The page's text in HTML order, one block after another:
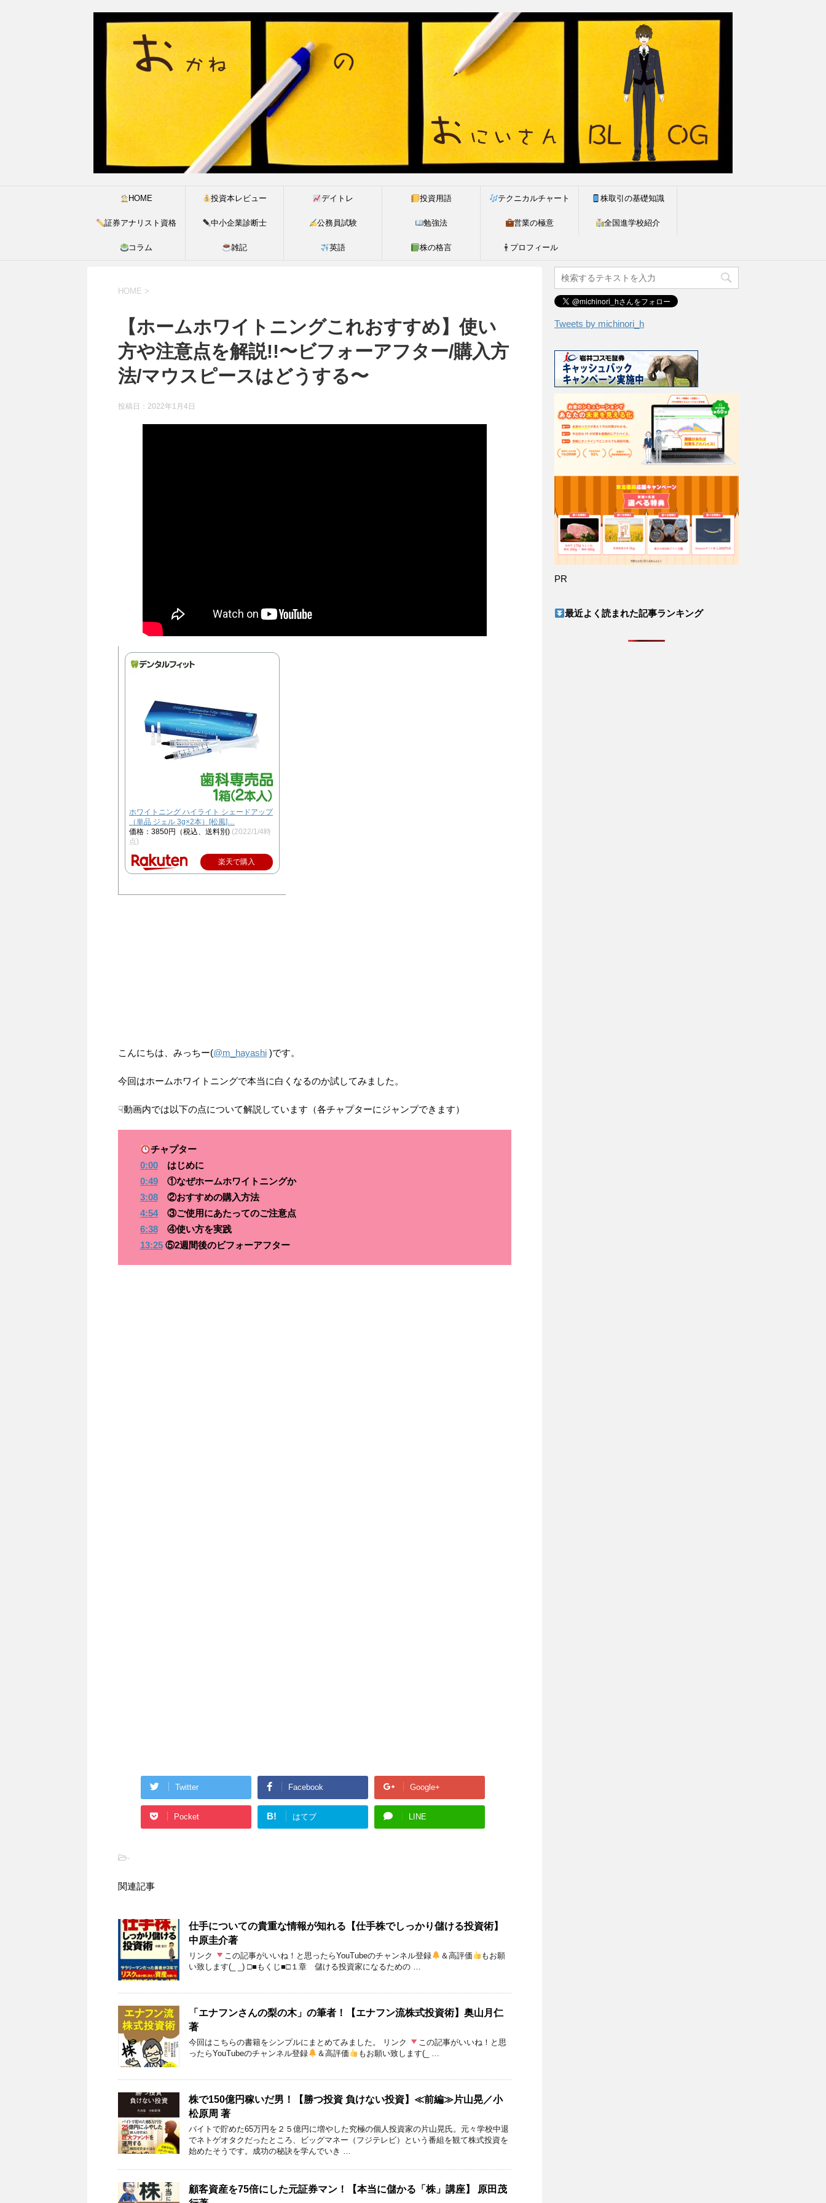
HOME 投資本レビュー デイトレ 投資用語 テクニカルチャート 株取引の基礎知識
証券アナリスト資格 中小企業診断士 公務員試験 勉強法 営業の極意 全国進学校紹介
コラム 雑記 英語 株の格言 プロフィール
HOME >
【ホームホワイトニングこれおすすめ】使い
方や注意点を解説!!〜ビフォーアフター/購入方
法/マウスピースはどうする〜
投稿日： 2022年1月4日
ホワイトニング ハイライト シェードアップ
（単品 ジェル 3g×2本）[松風]…
価格：3850円（税込、送料別) (2022/1/4時
点)
楽天で購入
こんにちは、みっちー(@m_hayashi )です。
今回はホームホワイトニングで本当に白くなるのか試してみました。
☟動画内では以下の点について解説しています（各チャプターにジャンプできます）
チャプター
0:00はじめに
0:49①なぜホームホワイトニングか
3:08②おすすめの購入方法
4:54③ご使用にあたってのご注意点
6:38④使い方を実践
13:25⑤2週間後のビフォーアフター
Twitter Facebook Google+
Pocket B! はてブ LINE
-
関連記事
仕手についての貴重な情報が知れる【仕手株でしっかり儲ける投資術】
中原圭介著
リンク この記事がいいね！と思ったらYouTubeのチャンネル登録 ＆高評価
もお願
い致します(_ _) □■もくじ■□１章 儲ける投資家になるための …
「エナフンさんの梨の木」の筆者！【エナフン流株式投資術】奥山月仁
著
今回はこちらの書籍をシンプルにまとめてみました。 リンク
この記事がいいね！と思
ったらYouTubeのチャンネル登録
＆高評価 もお願い致します(_ …
株で150億円稼いだ男！【勝つ投資 負けない投資】≪前編≫片山晃／小
松原周 著
バイトで貯めた65万円を２５億円に増やした究極の個人投資家の片山晃氏。元々学校中退
でネトゲオタクだったところ、ビッグマネー（フジテレビ）という番組を観て株式投資を
始めたそうです。成功の秘訣を学んでいき …
顧客資産を75倍にした元証券マン！【本当に儲かる「株」講座】 原田茂
Tweets by michinori_h
PR
最近よく読まれた記事ランキング